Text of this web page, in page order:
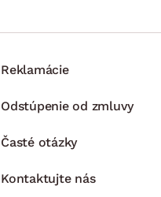
Reklamácie
Odstúpenie od zmluvy
Časté otázky
Kontaktujte nás